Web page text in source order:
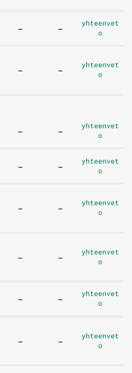
- -
yhteenvet
o
- -
yhteenvet
o
- -
yhteenvet
o
- -
yhteenvet
o
- -
yhteenvet
o
- -
yhteenvet
o
- -
yhteenvet
o
- -
yhteenvet
o